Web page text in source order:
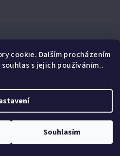
cookie. Dalším procházením
s jejich používáním..
Souhlasím
minibagry, drtičea
Nabízímezuby,břity,filtry,
díly.